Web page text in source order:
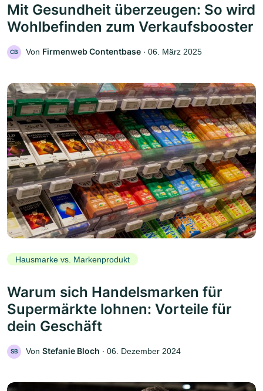
Mit Gesundheit überzeugen: So wird
Wohlbefinden zum Verkaufsbooster
CB Von Firmenweb Contentbase ‧ 06. März 2025
Hausmarke vs. Markenprodukt
Warum sich Handelsmarken für
Supermärkte lohnen: Vorteile für
dein Geschäft
SB Von Stefanie Bloch ‧ 06. Dezember 2024